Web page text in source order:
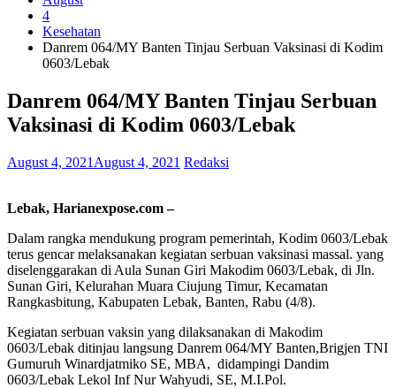
4
Kesehatan
Danrem 064/MY Banten Tinjau Serbuan Vaksinasi di Kodim
0603/Lebak
Danrem 064/MY Banten Tinjau Serbuan
Vaksinasi di Kodim 0603/Lebak
August 4, 2021 August 4, 2021 Redaksi
Lebak, Harianexpose.com –
Dalam rangka mendukung program pemerintah, Kodim 0603/Lebak
terus gencar melaksanakan kegiatan serbuan vaksinasi massal. yang
diselenggarakan di Aula Sunan Giri Makodim 0603/Lebak, di Jln.
Sunan Giri, Kelurahan Muara Ciujung Timur, Kecamatan
Rangkasbitung, Kabupaten Lebak, Banten, Rabu (4/8).
Kegiatan serbuan vaksin yang dilaksanakan di Makodim
0603/Lebak ditinjau langsung Danrem 064/MY Banten,Brigjen TNI
Gumuruh Winardjatmiko SE, MBA, didampingi Dandim
0603/Lebak Lekol Inf Nur Wahyudi, SE, M.I.Pol.